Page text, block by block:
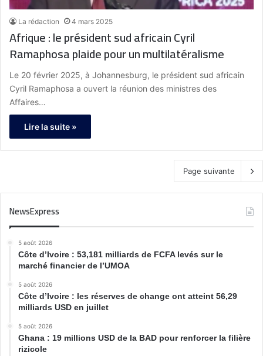
La rédaction 4 mars 2025
Afrique : le président sud africain Cyril
Ramaphosa plaide pour un multilatéralisme
Le 20 février 2025, à Johannesburg, le président sud africain
Cyril Ramaphosa a ouvert la réunion des ministres des
Affaires…
Lire la suite »
Page suivante
NewsExpress
5 août 2026
Côte d’Ivoire : 53,181 milliards de FCFA levés sur le
marché financier de l’UMOA
5 août 2026
Côte d’Ivoire : les réserves de change ont atteint 56,29
milliards USD en juillet
5 août 2026
Ghana : 19 millions USD de la BAD pour renforcer la filière
rizicole